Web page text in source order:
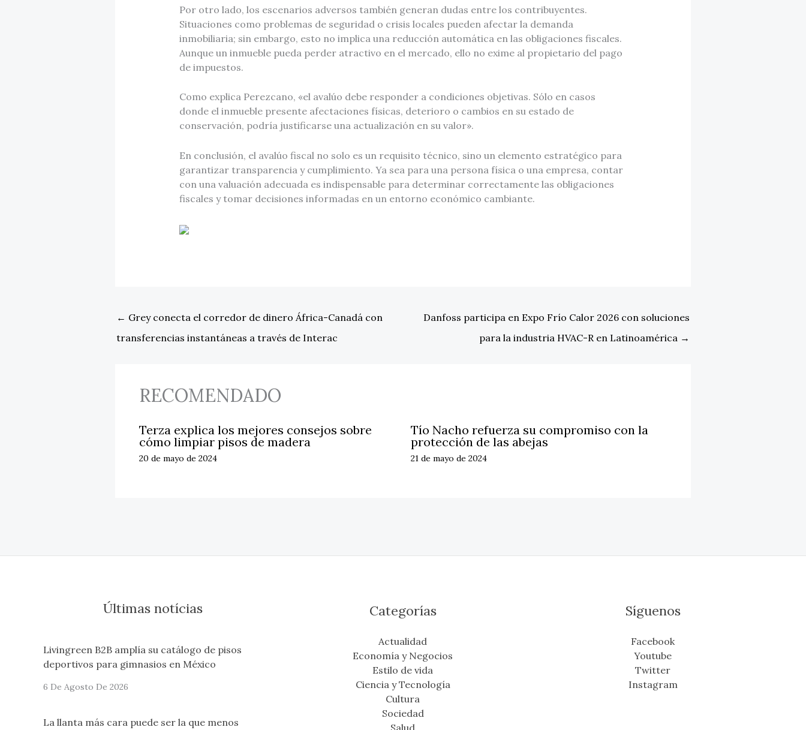
Por otro lado, los escenarios adversos también generan dudas entre los contribuyentes.
Situaciones como problemas de seguridad o crisis locales pueden afectar la demanda
inmobiliaria; sin embargo, esto no implica una reducción automática en las obligaciones fiscales.
Aunque un inmueble pueda perder atractivo en el mercado, ello no exime al propietario del pago
de impuestos.
Como explica Perezcano, «el avalúo debe responder a condiciones objetivas. Sólo en casos
donde el inmueble presente afectaciones físicas, deterioro o cambios en su estado de
conservación, podría justificarse una actualización en su valor».
En conclusión, el avalúo fiscal no solo es un requisito técnico, sino un elemento estratégico para
garantizar transparencia y cumplimiento. Ya sea para una persona física o una empresa, contar
con una valuación adecuada es indispensable para determinar correctamente las obligaciones
fiscales y tomar decisiones informadas en un entorno económico cambiante.
← Grey conecta el corredor de dinero África-Canadá con
transferencias instantáneas a través de Interac
Danfoss participa en Expo Frío Calor 2026 con soluciones
para la industria HVAC-R en Latinoamérica →
RECOMENDADO
Terza explica los mejores consejos sobre
cómo limpiar pisos de madera
20 de mayo de 2024
Tío Nacho refuerza su compromiso con la
protección de las abejas
21 de mayo de 2024
Últimas notícias
Livingreen B2B amplía su catálogo de pisos
deportivos para gimnasios en México
6 De Agosto De 2026
La llanta más cara puede ser la que menos
Categorías
Actualidad
Economía y Negocios
Estilo de vida
Ciencia y Tecnología
Cultura
Sociedad
Síguenos
Facebook
Youtube
Twitter
Instagram